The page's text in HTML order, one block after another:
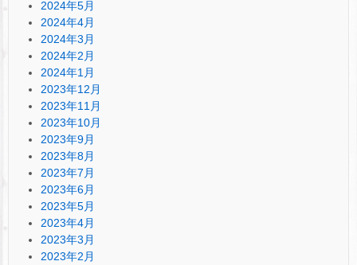
2024年5月
2024年4月
2024年3月
2024年2月
2024年1月
2023年12月
2023年11月
2023年10月
2023年9月
2023年8月
2023年7月
2023年6月
2023年5月
2023年4月
2023年3月
2023年2月